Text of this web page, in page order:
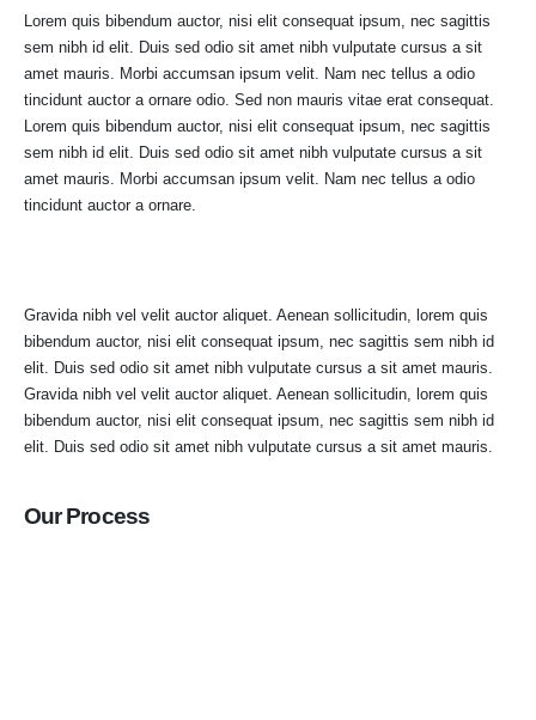
Lorem quis bibendum auctor, nisi elit consequat ipsum, nec sagittis
sem nibh id elit. Duis sed odio sit amet nibh vulputate cursus a sit
amet mauris. Morbi accumsan ipsum velit. Nam nec tellus a odio
tincidunt auctor a ornare odio. Sed non mauris vitae erat consequat.
Lorem quis bibendum auctor, nisi elit consequat ipsum, nec sagittis
sem nibh id elit. Duis sed odio sit amet nibh vulputate cursus a sit
amet mauris. Morbi accumsan ipsum velit. Nam nec tellus a odio
tincidunt auctor a ornare.
Gravida nibh vel velit auctor aliquet. Aenean sollicitudin, lorem quis
bibendum auctor, nisi elit consequat ipsum, nec sagittis sem nibh id
elit. Duis sed odio sit amet nibh vulputate cursus a sit amet mauris.
Gravida nibh vel velit auctor aliquet. Aenean sollicitudin, lorem quis
bibendum auctor, nisi elit consequat ipsum, nec sagittis sem nibh id
elit. Duis sed odio sit amet nibh vulputate cursus a sit amet mauris.
Our Process